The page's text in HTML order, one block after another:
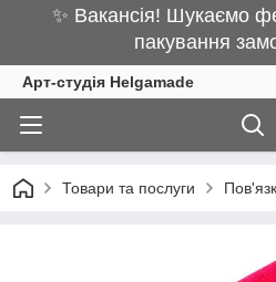
✨ Вакансія! Шукаємо
пакування
Арт-студія Helgamade
Товари та послуги